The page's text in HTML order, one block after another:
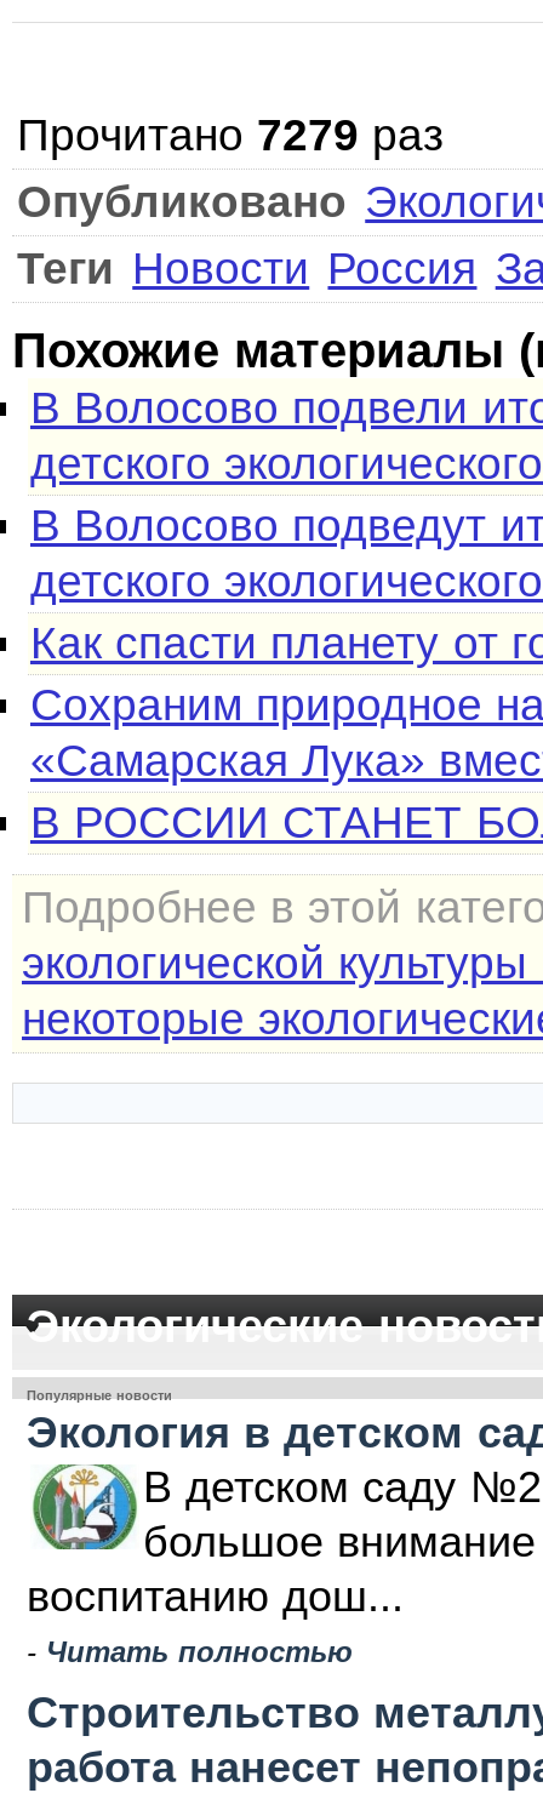
Прочитано 7279 раз
Опубликовано
Теги Новости Россия
Похожие материалы
В Волосово подвели
детского
В Волосово подведут
детского
Как спасти планету от
Сохраним природное
«Самарская Лука»
В РОССИИ СТАНЕТ
Подробнее в этой
экологической
некоторые
Экологические
Популярные новости
Экология в детском
В детском саду
большое внимание
воспитанию дош...
- Читать полностью
Строительство
работа нанесет